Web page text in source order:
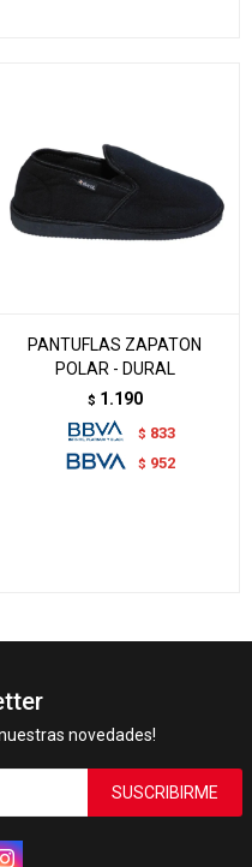
PANTUFLAS ZAPATON
POLAR - DURAL
$ 1.190
$ 833
$ 952
novedades!
SUSCRIBIRME